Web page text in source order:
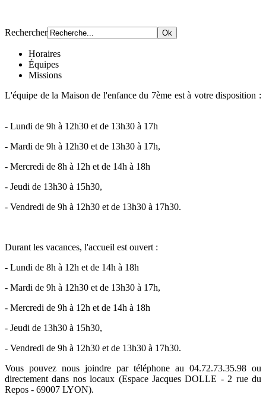
Rechercher
Horaires
Équipes
Missions
L'équipe de la Maison de l'enfance du 7ème est à votre disposition :
- Lundi de 9h à 12h30 et de 13h30 à 17h
- Mardi de 9h à 12h30 et de 13h30 à 17h,
- Mercredi de 8h à 12h et de 14h à 18h
- Jeudi de 13h30 à 15h30,
- Vendredi de 9h à 12h30 et de 13h30 à 17h30.
Durant les vacances, l'accueil est ouvert :
- Lundi de 8h à 12h et de 14h à 18h
- Mardi de 9h à 12h30 et de 13h30 à 17h,
- Mercredi de 9h à 12h et de 14h à 18h
- Jeudi de 13h30 à 15h30,
- Vendredi de 9h à 12h30 et de 13h30 à 17h30.
Vous pouvez nous joindre par téléphone au 04.72.73.35.98 ou
directement dans nos locaux (Espace Jacques DOLLE - 2 rue du
Repos - 69007 LYON).